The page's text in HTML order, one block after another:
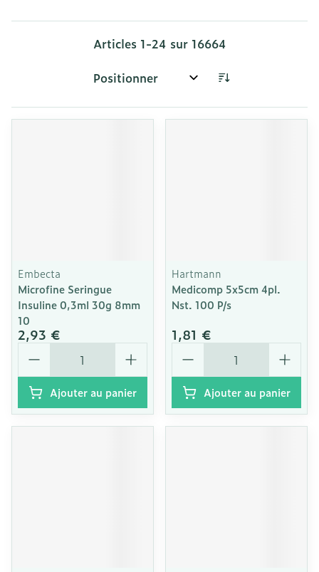
Articles 1-24 sur 16664
Trier par:
Embecta
Microfine Seringue
Insuline 0,3ml 30g 8mm
10
2,93 €
Quantité
Ajouter au panier
Hartmann
Medicomp 5x5cm 4pl.
Nst. 100 P/s
1,81 €
Quantité
Ajouter au panier